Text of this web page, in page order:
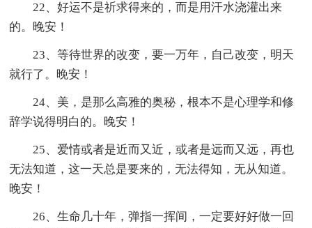
22、好运不是祈求得来的，而是用汗水浇灌出来
的。晚安！
23、等待世界的改变，要一万年，自己改变，明天
就行了。晚安！
24、美，是那么高雅的奥秘，根本不是心理学和修
辞学说得明白的。晚安！
25、爱情或者是近而又近，或者是远而又远，再也
无法知道，这一天总是要来的，无法得知，无从知道。
晚安！
26、生命几十年，弹指一挥间，一定要好好做一回